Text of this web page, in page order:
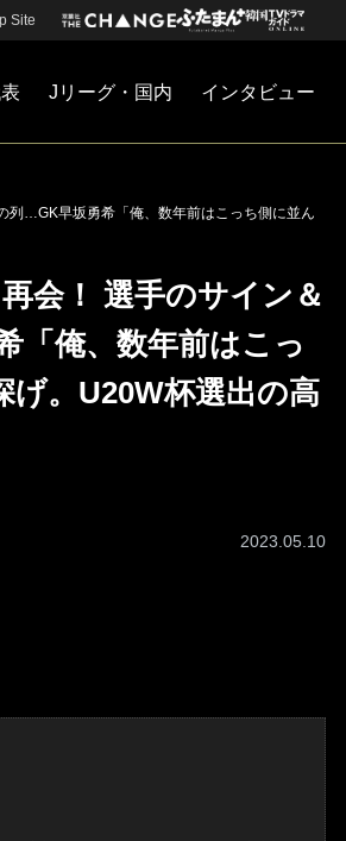
Site
Jリーグ・国内 インタビュー
列…GK早坂勇希「俺、数年前はこっち側に並ん
会！ 選手のサイン＆
「俺、数年前はこっ
。U20W杯選出の高
2023.05.10